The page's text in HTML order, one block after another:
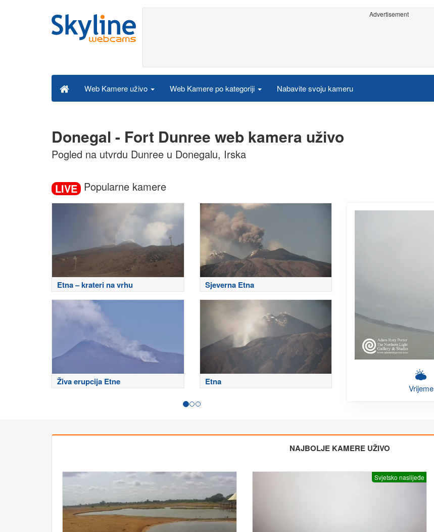
Advertisement
Web Kamere uživo Web Kamere po kategoriji Nabavite svoju kameru
Donegal - Fort Dunree web kamera uživo
Pogled na utvrdu Dunree u Donegalu, Irska
LIVE Popularne kamere
Etna – krateri na vrhu Sjeverna Etna
Živa erupcija Etne Etna
Vrijeme
NAJBOLJE KAMERE UŽIVO
Svjetsko naslijeđe